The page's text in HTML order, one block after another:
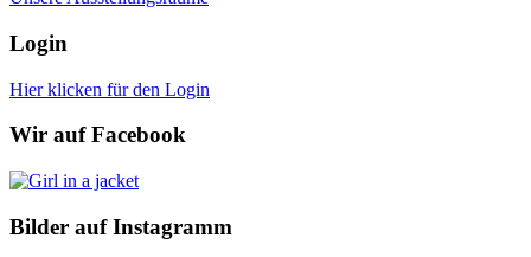
Login
Hier klicken für den Login
Wir auf Facebook
Bilder auf Instagramm